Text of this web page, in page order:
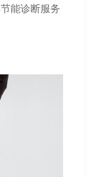
能诊断服务